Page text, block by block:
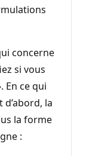
concerne
si vous
En ce qui
la
la forme
: